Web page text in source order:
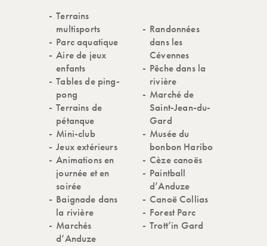
Terrains
multisports
Parc aquatique
Aire de jeux
enfants
Tables de ping-
pong
Terrains de
pétanque
Mini-club
Jeux extérieurs
Animations en
journée et en
soirée
Baignade dans
la rivière
Marchés
d’Anduze
Randonnées
dans les
Cévennes
Pêche dans la
rivière
Marché de
Saint-Jean-du-
Gard
Musée du
bonbon Haribo
Cèze canoës
Paintball
d’Anduze
Canoë Collias
Forest Parc
Trott’in Gard